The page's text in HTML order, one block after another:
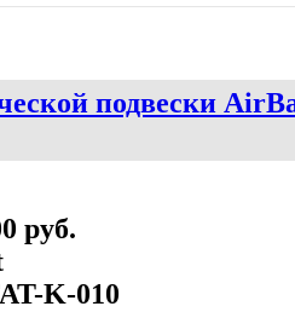
подвески
руб.
K-010